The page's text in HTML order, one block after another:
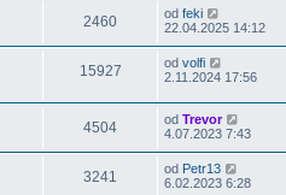
2460 od feki
22.04.2025 14:12
15927 od volfi
2.11.2024 17:56
4504 od Trevor
4.07.2023 7:43
3241 od Petr13
6.02.2023 6:28